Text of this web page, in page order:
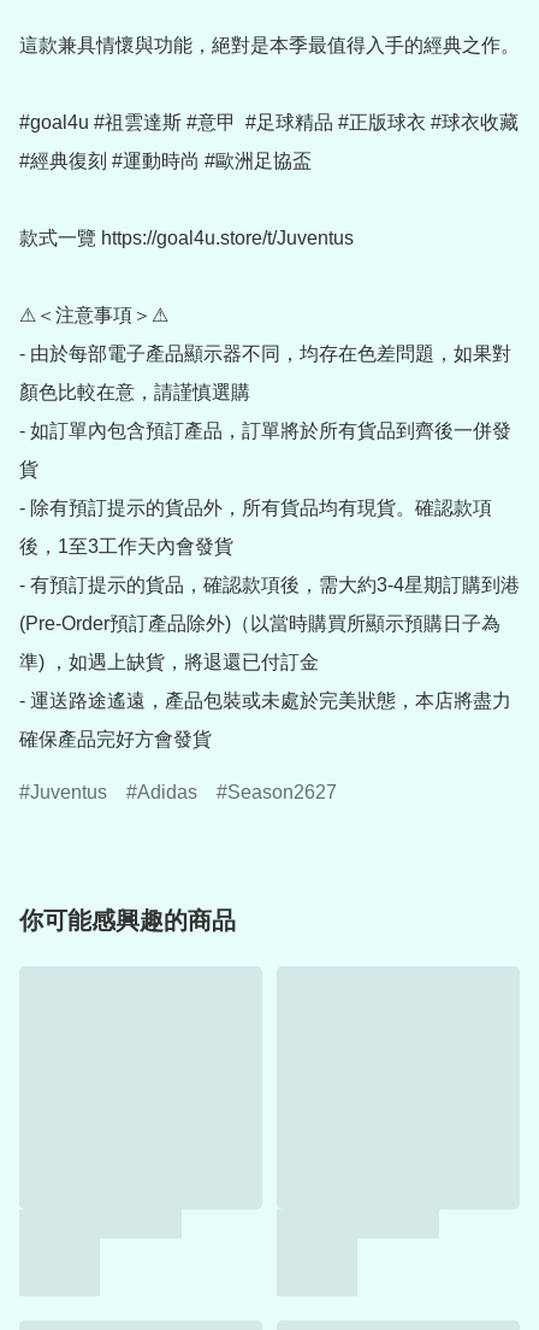
這款兼具情懷與功能，絕對是本季最值得入手的經典之作。
#goal4u #祖雲達斯 #意甲  #足球精品 #正版球衣 #球衣收藏
#經典復刻 #運動時尚 #歐洲足協盃
款式一覽 https://goal4u.store/t/Juventus
⚠＜注意事項＞⚠
- 由於每部電子產品顯示器不同，均存在色差問題，如果對
顏色比較在意，請謹慎選購
- 如訂單內包含預訂產品，訂單將於所有貨品到齊後一併發
貨
- 除有預訂提示的貨品外，所有貨品均有現貨。確認款項
後，1至3工作天內會發貨
- 有預訂提示的貨品，確認款項後，需大約3-4星期訂購到港
(Pre-Order預訂產品除外)（以當時購買所顯示預購日子為
準) ，如遇上缺貨，將退還已付訂金
- 運送路途遙遠，產品包裝或未處於完美狀態，本店將盡力
確保產品完好方會發貨
Juventus Adidas Season2627
你可能感興趣的商品